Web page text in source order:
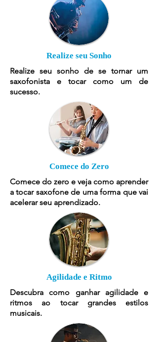
Realize seu Sonho
Realize seu sonho de se tornar um
saxofonista e tocar como um de
sucesso.
Comece do Zero
Comece do zero e veja como aprender
a tocar saxofone de uma forma que vai
acelerar seu aprendizado.
Agilidade e Ritmo
Descubra como ganhar agilidade e
ritmos ao tocar grandes estilos
musicais.